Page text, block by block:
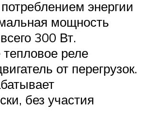
энергии
мощность
300 Вт.
реле
от перегрузок.
без участия